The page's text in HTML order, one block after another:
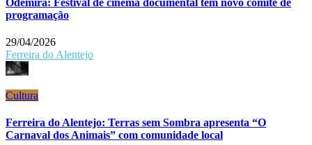
programação
29/04/2026
Ferreira do Alentejo
Cultura
Ferreira do Alentejo: Terras sem Sombra apresenta “O
Carnaval dos Animais” com comunidade local